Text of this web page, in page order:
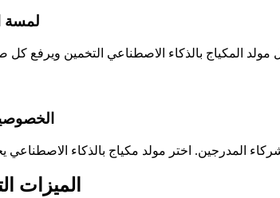
لمسة
الميزات